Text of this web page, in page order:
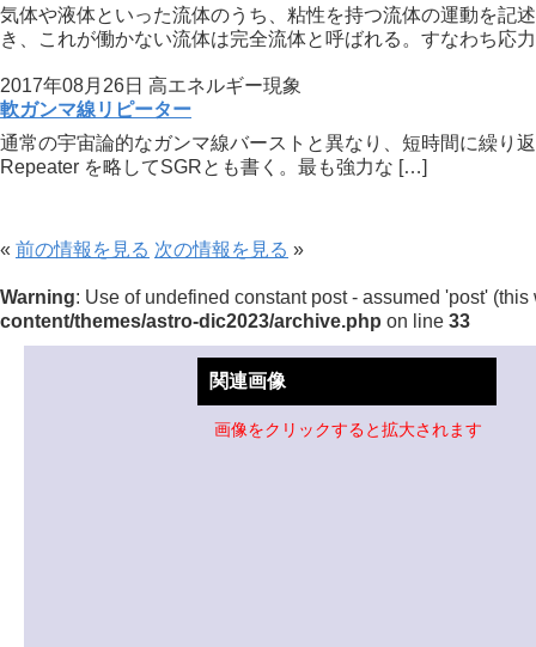
気体や液体といった流体のうち、粘性を持つ流体の運動を記
き、これが働かない流体は完全流体と呼ばれる。すなわち応
2017年08月26日 高エネルギー現象
軟ガンマ線リピーター
通常の宇宙論的なガンマ線バーストと異なり、短時間に繰り
Repeater を略してSGRとも書く。最も強力な […]
« 前の情報を見る 次の情報を見る »
Warning: Use of undefined constant post - assumed 'post'
content/themes/astro-dic2023/archive.php on line 33
関連画像
画像をクリックすると拡大されます